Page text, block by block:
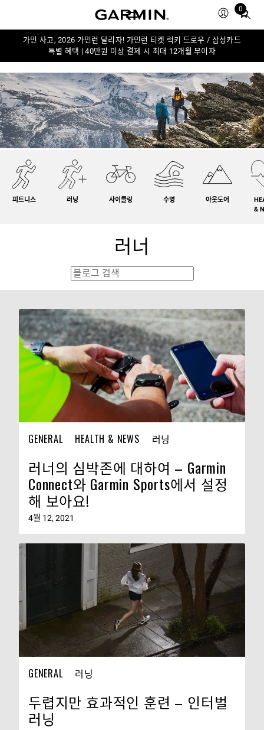
0
Total
in
가민 사고, 2026 가민런 달리자! 가민런 티켓 럭키 드로우 / 삼성카드
특별 혜택 | 40만원 이상 결제 시 최대 12개월 무이자
피트니스 러닝 사이클링 수영 아웃도어
&
러너
GENERAL HEALTH & NEWS 러닝
러너의 심박존에 대하여 – Garmin
Connect와 Garmin Sports에서 설정
해 보아요!
4월 12, 2021
GENERAL 러닝
두렵지만 효과적인 훈련 – 인터벌
러닝